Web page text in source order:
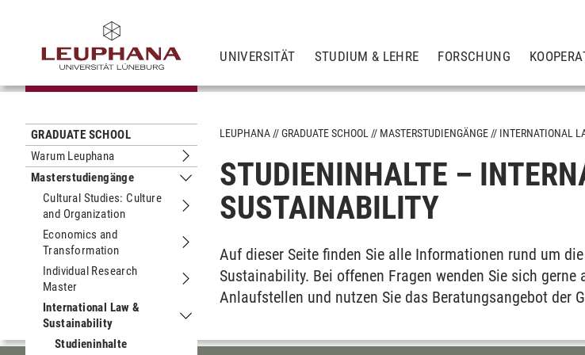
UNIVERSITÄT STUDIUM & LEHRE FORSCHUNG
GRADUATE SCHOOL
Warum Leuphana
Untermenu Warum Leuphana
Masterstudiengänge
Untermenu Masterstudiengänge
Cultural Studies: Culture
and Organization
Untermenu Cultural Studies: Culture and Organization
Economics and
Transformation
Untermenu Economics and Transformation
Individual Research
Master
Untermenu Individual Research Master
International Law &
Sustainability
Untermenu International Law & Sustainability
Studieninhalte
LEUPHANA GRADUATE SCHOOL MASTERSTUDIENGÄNGE INTERNATIONAL
STUDIENINHALTE –
SUSTAINABILITY
Auf dieser Seite finden Sie alle Informationen rund um
Sustain­ability. Bei offenen Fragen wenden Sie sich gerne
Anlauf­stellen und nutzen Sie das Beratungs­angebot der